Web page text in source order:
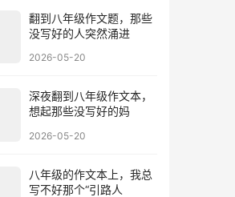
翻到八年级作文题，那些
没写好的人突然涌进
2026-05-20
深夜翻到八年级作文本，
想起那些没写好的妈
2026-05-20
八年级的作文本上，我总
写不好那个“引路人